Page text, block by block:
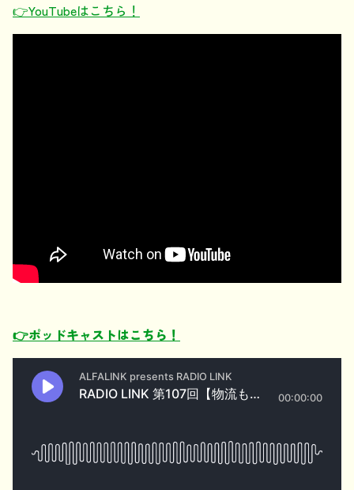
👉YouTubeはこちら！
👉ポッドキャストはこちら！